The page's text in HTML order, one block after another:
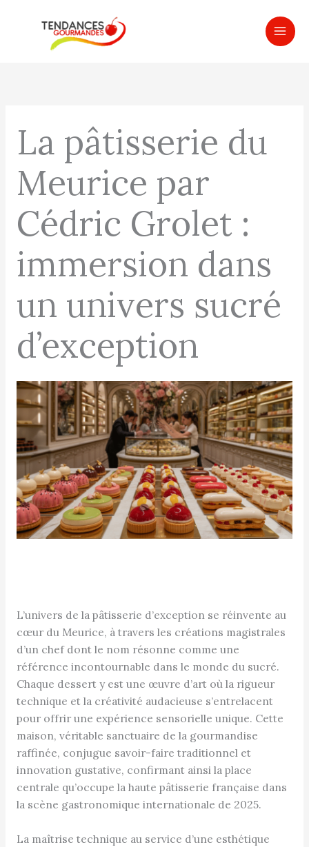
La pâtisserie du
Meurice par
Cédric Grolet :
immersion dans
un univers sucré
d’exception
L’univers de la pâtisserie d’exception se réinvente au
cœur du Meurice, à travers les créations magistrales
d’un chef dont le nom résonne comme une
référence incontournable dans le monde du sucré.
Chaque dessert y est une œuvre d’art où la rigueur
technique et la créativité audacieuse s’entrelacent
pour offrir une expérience sensorielle unique. Cette
maison, véritable sanctuaire de la gourmandise
raffinée, conjugue savoir-faire traditionnel et
innovation gustative, confirmant ainsi la place
centrale qu’occupe la haute pâtisserie française dans
la scène gastronomique internationale de 2025.
La maîtrise technique au service d’une esthétique